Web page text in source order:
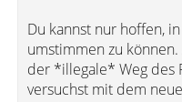
Du kannst nur hoffen,
umstimmen zu
der *illegale* Weg des
versuchst mit dem